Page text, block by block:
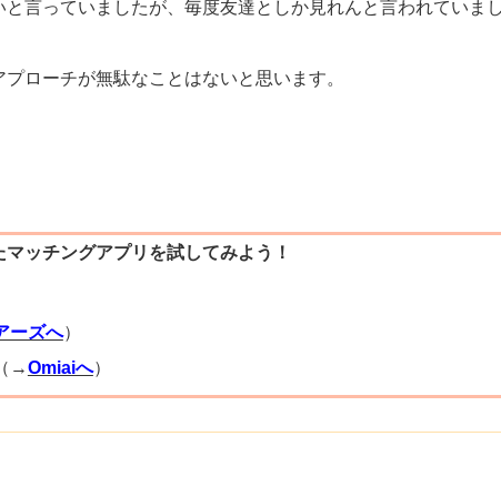
言っていましたが、毎度友達としか見れんと言われていま
ローチが無駄なことはないと思います。
マッチングアプリを試してみよう！
ーズへ）
→Omiaiへ）